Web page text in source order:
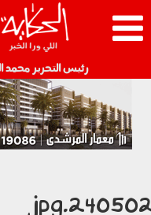
رئيس التحرير محمد